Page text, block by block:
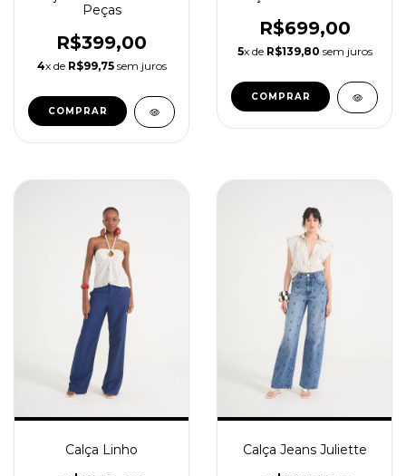
Peças
R$399,00
4x de R$99,75sem juros
COMPRAR
R$699,00
5x de R$139,80 sem juros
COMPRAR
Calça Linho Calça Jeans Juliette